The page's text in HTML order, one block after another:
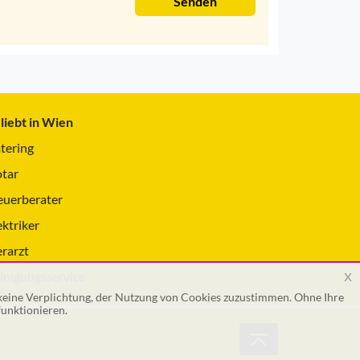
in Wien
Verplichtung, der Nutzung von Cookies zuzustimmen. Ohne Ihre
x